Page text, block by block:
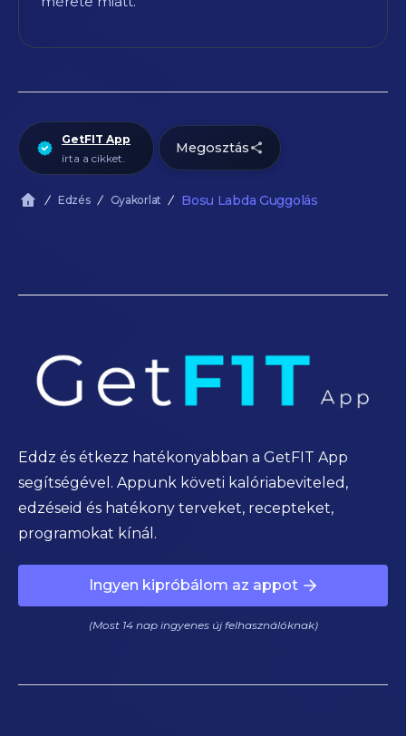
Eddz és étkezz hatékonyabban a GetFIT App
segítségével. Appunk követi kalóriabeviteled,
edzéseid és hatékony terveket, recepteket,
programokat kínál.
Ingyen kipróbálom az appot
(Most 14 nap ingyenes új felhasználóknak)
GetFIT App
írta a cikket.
Megosztás
Edzés Gyakorlat Bosu Labda Guggolás